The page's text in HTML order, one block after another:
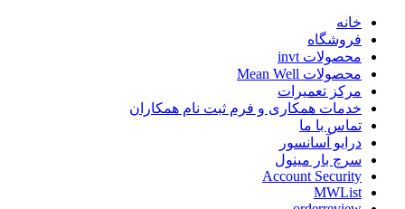
خانه
فروشگاه
محصولات invt
محصولات Mean Well
مرکز تعمیرات
خدمات همکاری و فرم ثبت نام همکاران
تماس با ما
درایو آسانسور
سرچ بار مینول
Account Security
MWList